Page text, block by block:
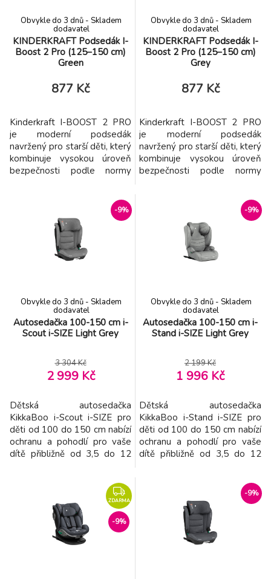
KINDERKRAFT Podsedák I-
Boost 2 Pro (125–150 cm)
Green
Obvykle do 3 dnů - Skladem
dodavatel
877 Kč
Kinderkraft I-BOOST 2 PRO
je moderní podsedák
navržený pro starší děti, který
kombinuje vysokou úroveň
bezpečnosti podle normy
určen pro děti vysoké 125–
150 cm, přibližně ve věku 6
až 12 let. Praktické řešení,
které roste spolu s dítětem a
poskytuje ochranu i pohodlí v
KINDERKRAFT Podsedák I-
Boost 2 Pro (125–150 cm)
Grey
Obvykle do 3 dnů - Skladem
dodavatel
877 Kč
Kinderkraft I-BOOST 2 PRO
je moderní podsedák
navržený pro starší děti, který
kombinuje vysokou úroveň
bezpečnosti podle normy
určen pro děti vysoké 125–
150 cm, přibližně ve věku 6 až
12 let. Praktické řešení, které
roste spolu s dítětem a
poskytuje ochranu i pohodlí v
-9%
Autosedačka 100-150 cm i-
Scout i-SIZE Light Grey
Obvykle do 3 dnů - Skladem
dodavatel
3 304 Kč
2 999 Kč
Dětská autosedačka
KikkaBoo i-Scout i-SIZE pro
děti od 100 do 150 cm nabízí
ochranu a pohodlí pro vaše
dítě přibližně od 3,5 do 12
standardy i-Size podle normy
R129/03 a byla testována
organizací TÜV NORD.
Polohovatelné sedadlo
nabízí 4 polohy náklonu pro
-9%
Autosedačka 100-150 cm i-
Stand i-SIZE Light Grey
Obvykle do 3 dnů - Skladem
dodavatel
2 199 Kč
1 996 Kč
Dětská autosedačka
KikkaBoo i-Stand i-SIZE pro
děti od 100 do 150 cm nabízí
ochranu a pohodlí pro vaše
dítě přibližně od 3,5 do 12
standardy i-Size podle normy
R129/03 a byla testována
organizací ATS San Marino.
Bezpečnostní systém Isofix
pro snadnou instalaci a pevné
ZDARMA
-9%
-9%